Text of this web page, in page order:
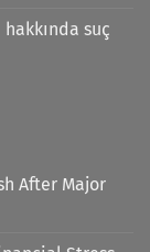
suç
After Major